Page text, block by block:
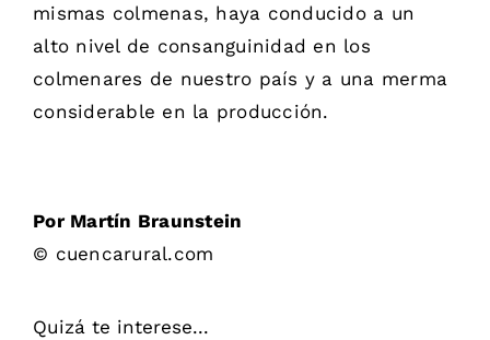
mismas colmenas, haya conducido a un
alto nivel de consanguinidad en los
colmenares de nuestro país y a una merma
considerable en la producción.
Por Martín Braunstein
© cuencarural.com
Quizá te interese...